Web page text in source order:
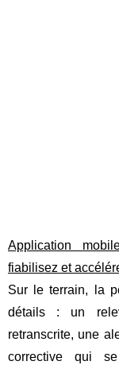
Application
fiabilisez et
Sur le terrain, la
détails : un
retranscrite, une
corrective qui